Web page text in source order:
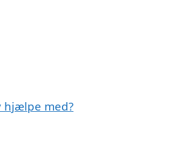
hjælpe med?